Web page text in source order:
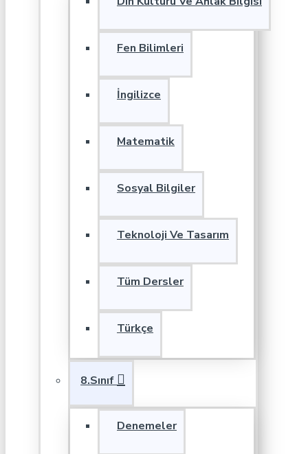
Fen Bilimleri
İngilizce
Matematik
Sosyal Bilgiler
Teknoloji Ve Tasarım
Tüm Dersler
Türkçe
8.Sınıf
Denemeler